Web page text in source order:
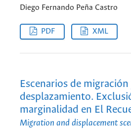
Diego Fernando Peña Castro
PDF XML
Escenarios de migración
desplazamiento.
marginalidad en El
Migration and displacement